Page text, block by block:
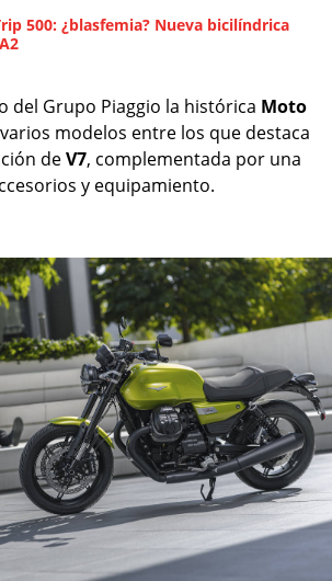
500: ¿blasfemia? Nueva bicilíndrica
del Grupo Piaggio la histórica Moto
modelos entre los que destaca
deV7, complementada por una
y equipamiento.